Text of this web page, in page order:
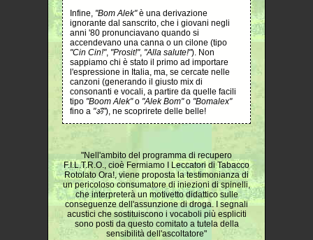
Infine, "Bom Alek"è una derivazione
ignorante dal sanscrito, che i giovani negli
anni '80 pronunciavano quando si
accendevano una canna o un cilone (tipo
"Cin Cin!", "Prosit!", "Alla salute!"). Non
sappiamo chi è stato il primo ad importare
l'espressione in Italia, ma, se cercate nelle
canzoni (generando il giusto mix di
consonanti e vocali, a partire da quelle facili
tipo "Boom Alek"o "Alek Bom"o "Bomalex"
fino a "ॐ"), ne scoprirete delle belle!
"Nell'ambito del programma di recupero
F.I.L.T.R.O., cioè Fermiamo I Leccatori di Tabacco
Rotolato Ora!, viene proposta la testimonianza di
un pericoloso consumatore di iniezioni di spinelli,
che interpreterà un motivetto didattico sulle
conseguenze dell'assunzione di droga. I segnali
acustici che sostituiscono i vocaboli più espliciti
sono posti da questo comitato a tutela della
sensibilità dell'ascoltatore"